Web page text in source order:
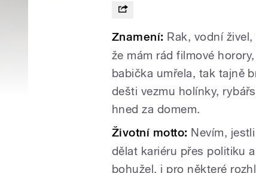
Znamení: Rak, vodní
že mám rád filmové
babička umřela, tak tajně
dešti vezmu holínky,
hned za domem.
Životní motto: Nevím,
dělat kariéru přes politiku
bohužel, i pro některé